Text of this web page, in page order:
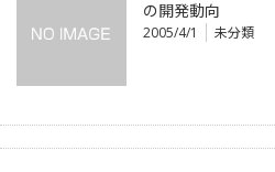
の開発動向
2005/4/1 未分類